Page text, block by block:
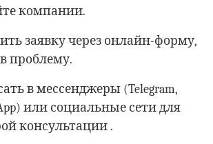
компании.
заявку через онлайн-форму,
проблему.
в мессенджеры (Telegram,
или социальные сети для
консультации .